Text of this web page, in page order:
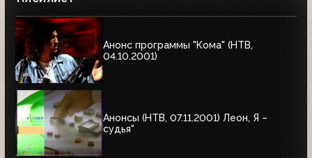
Анонс программы "Кома" (НТВ,
04.10.2001)
Анонсы (НТВ, 07.11.2001) Леон, Я –
судья"